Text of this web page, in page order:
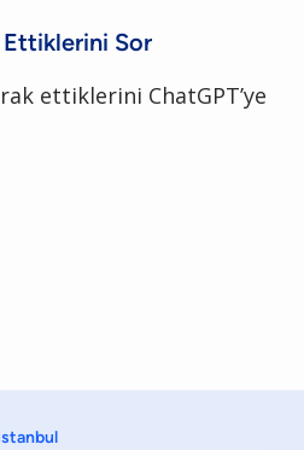
Ettiklerini Sor
ettiklerini ChatGPT’ye